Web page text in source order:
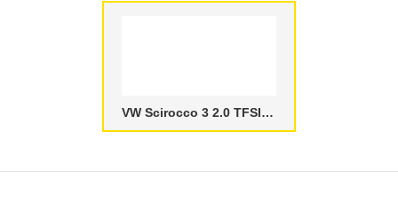
VW Scirocco 3 2.0 TFSI Downpipes